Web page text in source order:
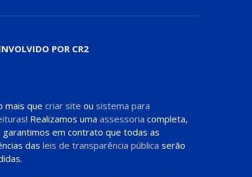
POR CR2
mais que criar site ou sistema para
! Realizamos uma assessoria completa,
garantimos em contrato que todas as
das leis de transparência pública serão